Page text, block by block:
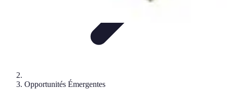
Opportunités Émergentes